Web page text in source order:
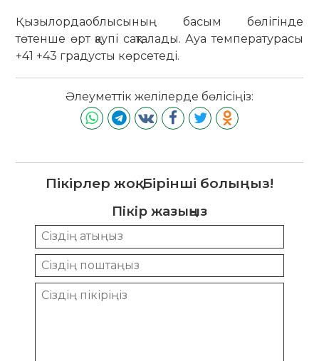
Қызылордаоблысының басым бөлігінде
төтенше өрт қаупі сақталады. Ауа температурасы
+41 +43 градусты көрсетеді.
Әлеуметтік желілерде бөлісіңіз:
Пікірлер жоқ. Бірінші болыңыз!
Пікір жазыңыз